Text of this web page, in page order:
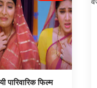
पारिवारिक फिल्म